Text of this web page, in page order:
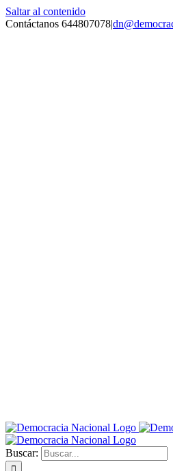
Saltar al contenido
Contáctanos 644807078|
Buscar: